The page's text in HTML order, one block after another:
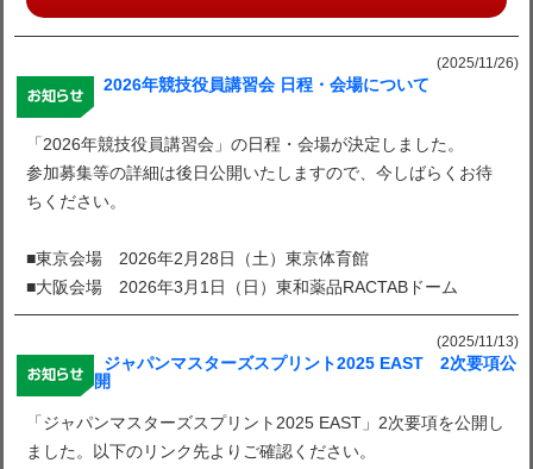
(2025/11/26)
2026年競技役員講習会 日程・会場について
「2026年競技役員講習会」の日程・会場が決定しました。
参加募集等の詳細は後日公開いたしますので、今しばらくお待
ちください。
■東京会場 2026年2月28日（土）東京体育館
■大阪会場 2026年3月1日（日）東和薬品RACTABドーム
(2025/11/13)
ジャパンマスターズスプリント2025 EAST 2次要項公
開
「ジャパンマスターズスプリント2025 EAST」2次要項を公開し
ました。以下のリンク先よりご確認ください。